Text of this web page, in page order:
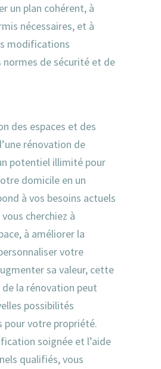
un plan cohérent, à
nécessaires, et à
modifications
normes de sécurité et de
des espaces et des
rénovation de
potentiel illimité pour
domicile en un
à vos besoins actuels
cherchiez à
à améliorer la
votre
sa valeur, cette
la rénovation peut
possibilités
pour votre propriété.
soignée et l’aide
qualifiés, vous